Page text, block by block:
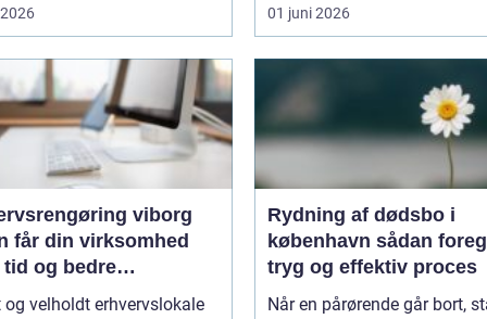
01 juni 2026
viborg
får din virksomhed
tid og bedre
og velholdt erhvervslokale
Rydning af dødsbo i
københavn sådan foregår en
tryg og effektiv proces
Når en pårørende går bort,